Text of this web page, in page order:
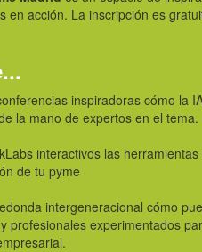
en acción. La inscripción es
inspiradoras cómo la
la mano de expertos en el tema.
interactivos las
de tu pyme
intergeneracional cómo
profesionales experimentados